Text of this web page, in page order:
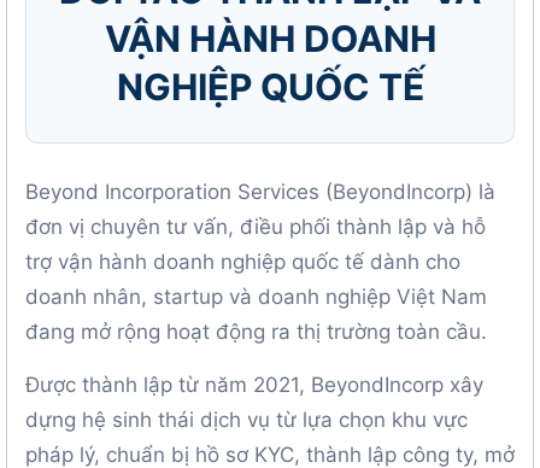
VẬN HÀNH DOANH
NGHIỆP QUỐC TẾ
Beyond Incorporation Services (BeyondIncorp) là
đơn vị chuyên tư vấn, điều phối thành lập và hỗ
trợ vận hành doanh nghiệp quốc tế dành cho
doanh nhân, startup và doanh nghiệp Việt Nam
đang mở rộng hoạt động ra thị trường toàn cầu.
Được thành lập từ năm 2021, BeyondIncorp xây
dựng hệ sinh thái dịch vụ từ lựa chọn khu vực
pháp lý, chuẩn bị hồ sơ KYC, thành lập công ty, mở